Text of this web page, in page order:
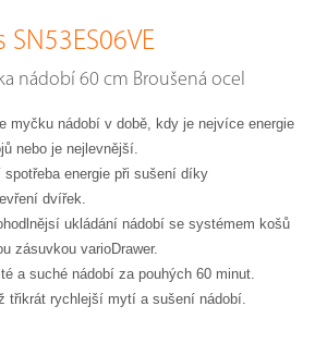
nádobí 60 cm Broušená ocel
myčku nádobí v době, kdy je nejvíce energie
nebo je nejlevnější.
spotřeba energie při sušení díky
dvířek.
ukládání nádobí se systémem košů
zásuvkou varioDrawer.
a suché nádobí za pouhých 60 minut.
třikrát rychlejší mytí a sušení nádobí.